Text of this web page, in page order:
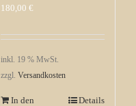
180,00 €
inkl. 19 % MwSt.
zzgl. Versandkosten
In den
Details